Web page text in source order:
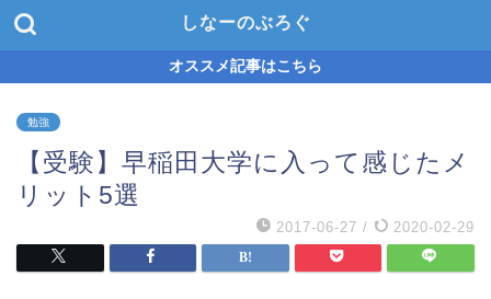
しなーのぶろぐ
オススメ記事はこちら
勉強
【受験】早稲田大学に入って感じたメ
リット5選
2017-06-27 / 2020-02-29